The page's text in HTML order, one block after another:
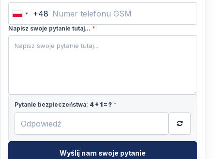
Poland
+48
+48
Napisz swoje pytanie tutaj... *
Pytanie bezpieczeństwa: 4 + 1 = ? *
Wyślij nam swoje pytanie